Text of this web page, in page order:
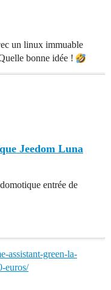
un linux immuable
bonne idée !
Jeedom Luna
entrée de
assistant-green-la-
euros/